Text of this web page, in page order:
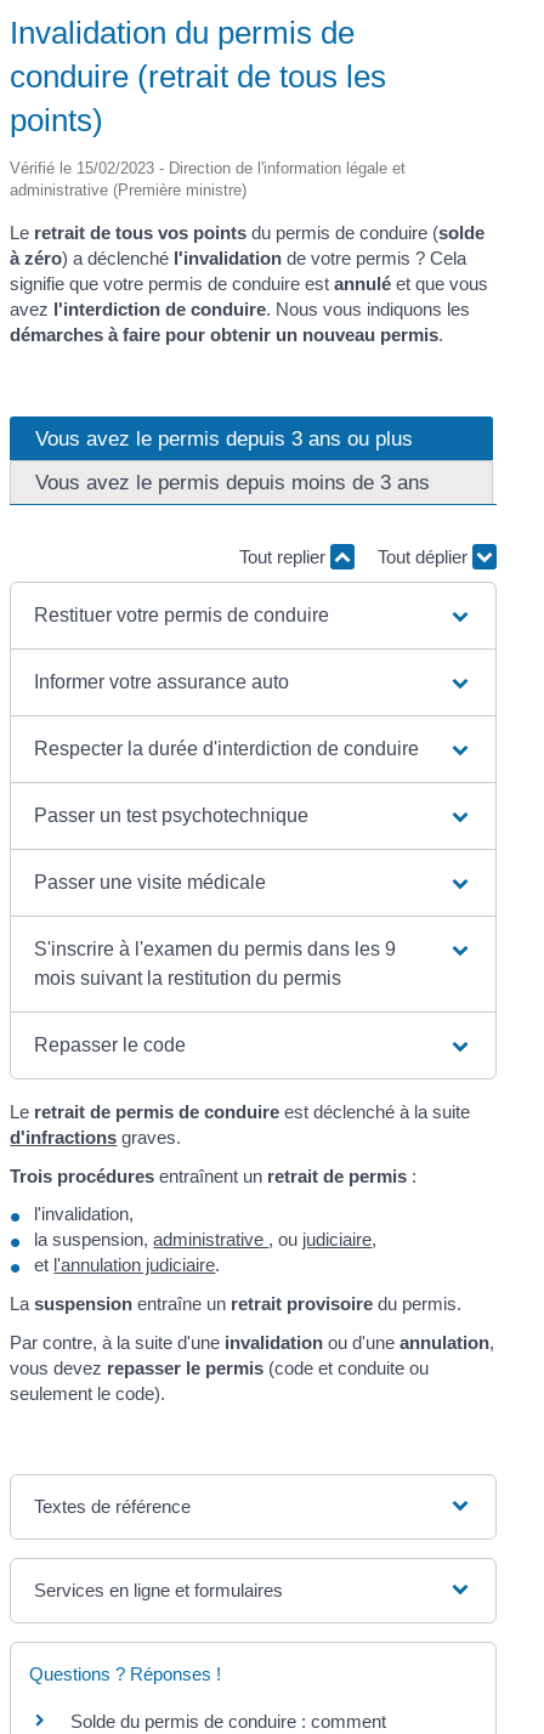
Invalidation du permis de
conduire (retrait de tous les
points)
Vérifié le 15/02/2023 - Direction de l'information légale et
administrative (Première ministre)
Le retrait de tous vos points du permis de conduire (solde
à zéro) a déclenché l'invalidation de votre permis ? Cela
signifie que votre permis de conduire estannulé et que vous
avez l'interdiction de conduire. Nous vous indiquons les
démarches à faire pour obtenir un nouveau permis.
Vous avez le permis depuis 3 ans ou plus
Vous avez le permis depuis moins de 3 ans
Tout replier Tout déplier
Restituer votre permis de conduire
Informer votre assurance auto
Respecter la durée d'interdiction de conduire
Passer un test psychotechnique
Passer une visite médicale
S'inscrire à l'examen du permis dans les 9
mois suivant la restitution du permis
Repasser le code
Le retrait de permis de conduire est déclenché à la suite
d'infractions graves.
Trois procédures entraînent un retrait de permis :
l'invalidation,
la suspension,administrative , ou judiciaire,
et l'annulation judiciaire.
Lasuspension entraîne un retrait provisoire du permis.
Par contre, à la suite d'une invalidation ou d'uneannulation,
vous devez repasser le permis (code et conduite ou
seulement le code).
Textes de référence
Services en ligne et formulaires
Questions ? Réponses !
Solde du permis de conduire : comment